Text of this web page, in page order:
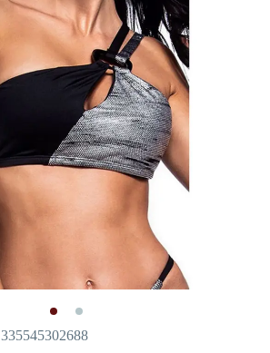
335545302688